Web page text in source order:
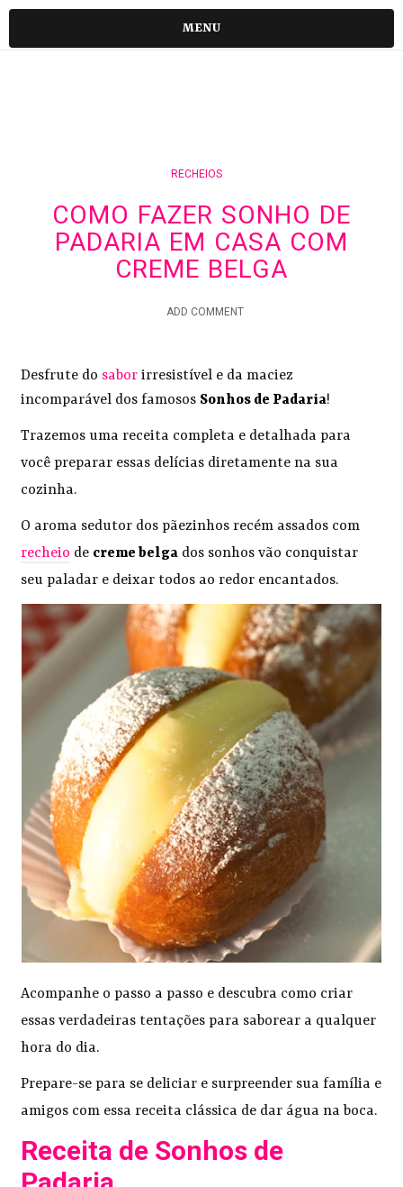
MENU
RECHEIOS
COMO FAZER SONHO DE
PADARIA EM CASA COM
CREME BELGA
ADD COMMENT
Desfrute do sabor irresistível e da maciez
incomparável dos famosos Sonhos de Padaria!
Trazemos uma receita completa e detalhada para
você preparar essas delícias diretamente na sua
cozinha.
O aroma sedutor dos pãezinhos recém assados com
recheio de creme belga dos sonhos vão conquistar
seu paladar e deixar todos ao redor encantados.
Acompanhe o passo a passo e descubra como criar
essas verdadeiras tentações para saborear a qualquer
hora do dia.
Prepare-se para se deliciar e surpreender sua família e
amigos com essa receita clássica de dar água na boca.
Receita de Sonhos de